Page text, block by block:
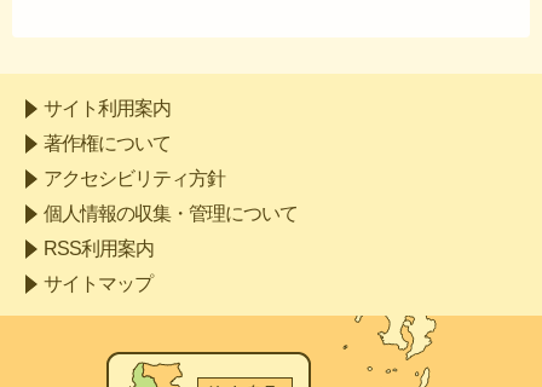
サイト利用案内
著作権について
アクセシビリティ方針
個人情報の収集・管理について
RSS利用案内
サイトマップ